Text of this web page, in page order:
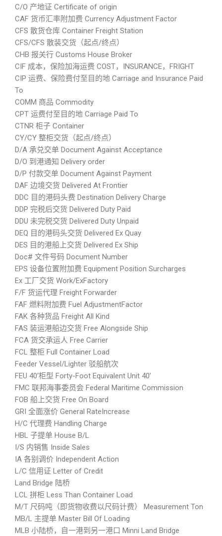
C/O 产地证 Certificate of origin
CAF 货币汇率附加费 Currency Adjustment Factor
CFS 散货仓库 Container Freight Station
CFS/CFS 散装交货（起点/终点）
CHB 报关行 Customs House Broker
CIF 成本，保险加海运费 COST，INSURANCE，FRIGHT
CIP 运费、保险费付至目的地 Carriage and Insurance Paid
To
COMM 商品 Commodity
CPT 运费付至目的地 Carriage Paid To
CTNR 柜子 Container
CY/CY 整柜交货（起点/终点）
D/A 承兑交单 Document Against Acceptance
D/O 到港通知 Delivery order
D/P 付款交单 Document Against Payment
DAF 边境交货 Delivered At Frontier
DDC 目的港码头费 Destination Delivery Charge
DDP 完税后交货 Delivered Duty Paid
DDU 未完税交货 Delivered Duty Unpaid
DEQ 目的港码头交货 Delivered Ex Quay
DES 目的港船上交货 Delivered Ex Ship
Doc# 文件号码 Document Number
EPS 设备位置附加费 Equipment Position Surcharges
Ex 工厂交货 Work/ExFactory
F/F 货运代理 Freight Forwarder
FAF 燃料附加费 Fuel AdjustmentFactor
FAK 各种货品 Freight All Kind
FAS 装运港船边交货 Free Alongside Ship
FCA 货交承运人 Free Carrier
FCL 整柜 Full Container Load
Feeder Vessel/Lighter 驳船航次
FEU 40‘柜型 Forty-Foot Equivalent Unit 40’
FMC 联邦海事委员会 Federal Maritime Commission
FOB 船上交货 Free On Board
GRI 全面涨价 General RateIncrease
H/C 代理费 Handling Charge
HBL 子提单 House B/L
I/S 内销售 Inside Sales
IA 各别调价 Independent Action
L/C 信用证 Letter of Credit
Land Bridge 陆桥
LCL 拼柜 Less Than Container Load
M/T 尺码吨（即货物收费以尺码计费） Measurement Ton
MB/L 主提单 Master Bill Of Loading
MLB 小陆桥，自一港到另一港口 Minni Land Bridge